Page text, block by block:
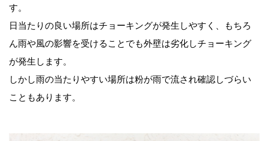
す。
日当たりの良い場所はチョーキングが発生しやすく、もちろ
ん雨や風の影響を受けることでも外壁は劣化しチョーキング
が発生します。
しかし雨の当たりやすい場所は粉が雨で流され確認しづらい
こともあります。